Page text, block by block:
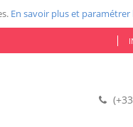
En savoir plus et paramétrer